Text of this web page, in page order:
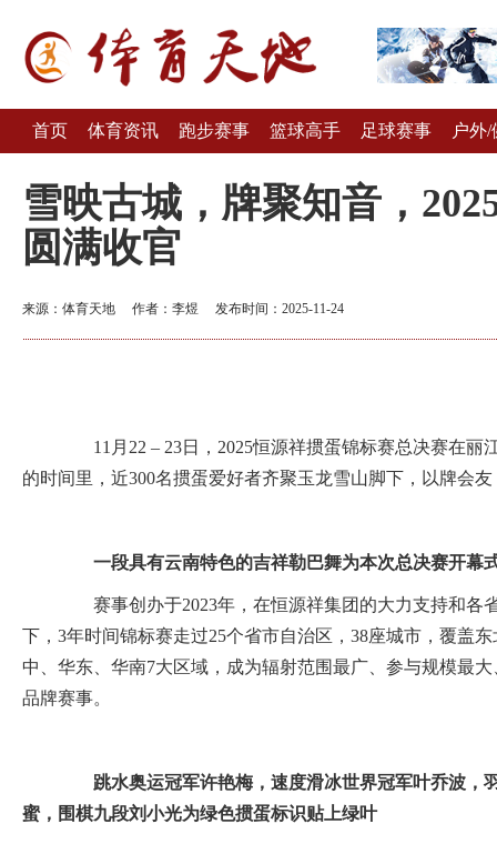
首页 体育资讯 跑步赛事 篮球高手 足球赛事 户外/
雪映古城，牌聚知音，
圆满收官
来源：体育天地 作者：李煜 发布时间：2025-11-24
11月22 – 23日，2025恒源祥掼蛋锦标赛总决赛在丽
的时间里，近300名掼蛋爱好者齐聚玉龙雪山脚下，以牌会
一段具有云南特色的吉祥勒巴舞为本次总决赛开幕
赛事创办于2023年，在恒源祥集团的大力支持和各
下，3年时间锦标赛走过25个省市自治区，38座城市，覆盖
中、华东、华南7大区域，成为辐射范围最广、参与规模最
品牌赛事。
跳水奥运冠军许艳梅，速度滑冰世界冠军叶乔波，
蜜，围棋九段刘小光为绿色掼蛋标识贴上绿叶